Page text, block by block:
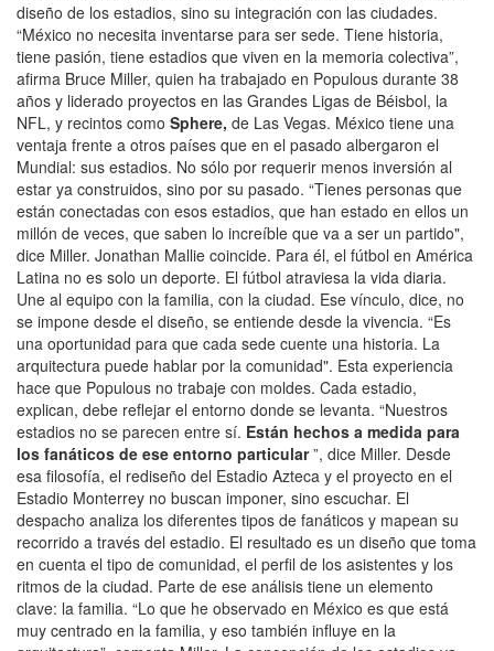
diseño de los estadios, sino su integración con las ciudades.
“México no necesita inventarse para ser sede. Tiene historia,
tiene pasión, tiene estadios que viven en la memoria colectiva”,
afirma Bruce Miller, quien ha trabajado en Populous durante 38
años y liderado proyectos en las Grandes Ligas de Béisbol, la
NFL, y recintos como Sphere, de Las Vegas. México tiene una
ventaja frente a otros países que en el pasado albergaron el
Mundial: sus estadios. No sólo por requerir menos inversión al
estar ya construidos, sino por su pasado. “Tienes personas que
están conectadas con esos estadios, que han estado en ellos un
millón de veces, que saben lo increíble que va a ser un partido",
dice Miller. Jonathan Mallie coincide. Para él, el fútbol en América
Latina no es solo un deporte. El fútbol atraviesa la vida diaria.
Une al equipo con la familia, con la ciudad. Ese vínculo, dice, no
se impone desde el diseño, se entiende desde la vivencia. “Es
una oportunidad para que cada sede cuente una historia. La
arquitectura puede hablar por la comunidad". Esta experiencia
hace que Populous no trabaje con moldes. Cada estadio,
explican, debe reflejar el entorno donde se levanta. “Nuestros
estadios no se parecen entre sí. Están hechos a medida para
los fanáticos de ese entorno particular”, dice Miller. Desde
esa filosofía, el rediseño del Estadio Azteca y el proyecto en el
Estadio Monterrey no buscan imponer, sino escuchar. El
despacho analiza los diferentes tipos de fanáticos y mapean su
recorrido a través del estadio. El resultado es un diseño que toma
en cuenta el tipo de comunidad, el perfil de los asistentes y los
ritmos de la ciudad. Parte de ese análisis tiene un elemento
clave: la familia. “Lo que he observado en México es que está
muy centrado en la familia, y eso también influye en la